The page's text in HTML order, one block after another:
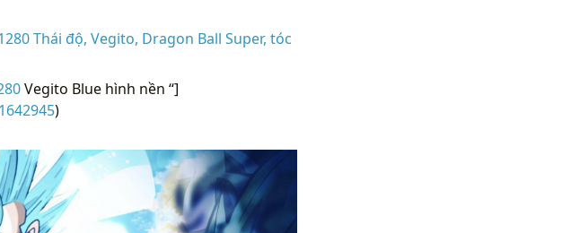
Thái độ, Vegito, Dragon Ball Super, tóc
Vegito Blue hình nền “]
)